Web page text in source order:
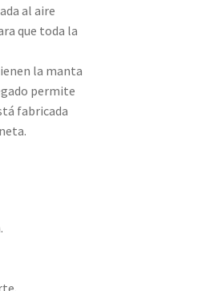
al aire
que toda la
la manta
permite
fabricada